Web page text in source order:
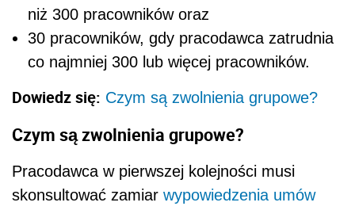
niż 300 pracowników oraz
30 pracowników, gdy pracodawca zatrudnia
co najmniej 300 lub więcej pracowników.
Dowiedz się: Czym są zwolnienia grupowe?
Czym są zwolnienia grupowe?
Pracodawca w pierwszej kolejności musi
skonsultować zamiar wypowiedzenia umów